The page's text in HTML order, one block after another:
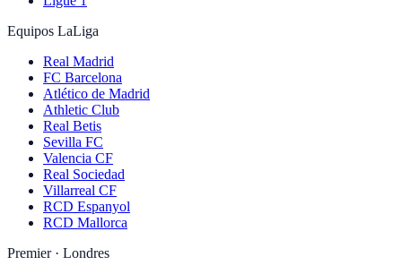
Equipos LaLiga
Real Madrid
FC Barcelona
Atlético de Madrid
Athletic Club
Real Betis
Sevilla FC
Valencia CF
Real Sociedad
Villarreal CF
RCD Espanyol
RCD Mallorca
Premier · Londres